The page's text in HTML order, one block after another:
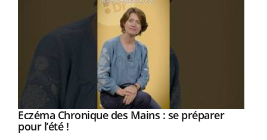
Youtube
Eczéma Chronique des Mains : se préparer
pour l’été !Youtube